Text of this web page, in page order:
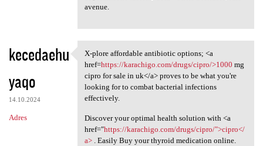
avenue.
kecedaehu
yaqo
14.10.2024
Adres
X-plore affordable antibiotic
X-plore affordable antibiotic options; <a
href=https://karachigo.com/drugs/cipro/>1000 mg
cipro for sale in uk</a> proves to be what you're
looking for to combat bacterial infections
effectively.
Discover your optimal health solution with <a
href="https://karachigo.com/drugs/cipro/">cipro</
a>. Easily Buy your thyroid medication online.